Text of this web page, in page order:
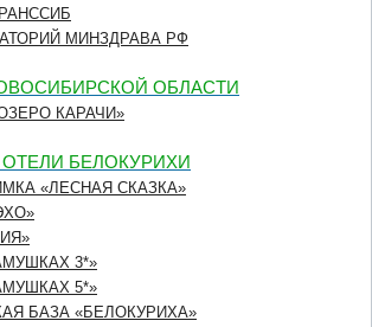
МИНЗДРАВА РФ
ОБЛАСТИ
КАРАЧИ»
БЕЛОКУРИХИ
«ЛЕСНАЯ СКАЗКА»
3*»
5*»
БАЗА «БЕЛОКУРИХА»